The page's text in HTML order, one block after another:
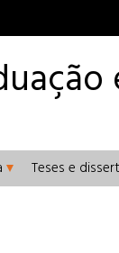
Teses e